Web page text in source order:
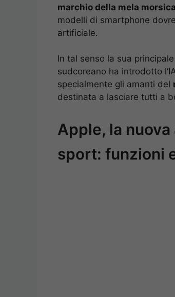
marchio della mela
modelli di smartphone
artificiale.
In tal senso la sua
sudcoreano ha introdotto
specialmente gli amanti del
destinata a lasciare tutti a
Apple, la
sport: funzioni